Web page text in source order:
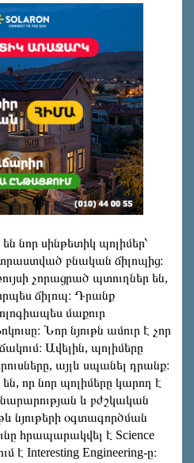
նոր սինթետիկ պոլիմեր՝
բնական ճիլոպից։
չորացրած պտուղներ են,
ճիլոպ։ Դրանք
մաքուր
Նոր նյութն ամուր է չոր
Ավելին, պոլիմերը
այլև սպանել դրանք։
որ նոր պոլիմերը կարող է
և բժշկական
նյութերի օգտագործման
հրապարակվել է Science
է Interesting Engineering-ը։